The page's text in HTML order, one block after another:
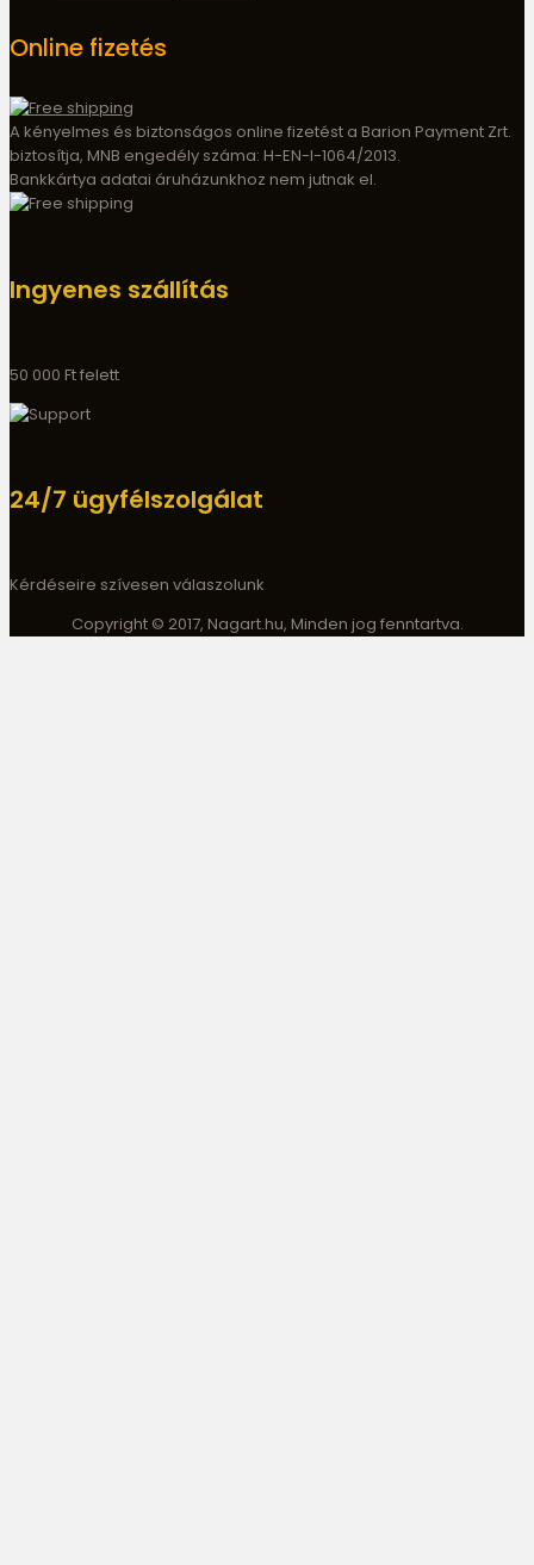
Online fizetés
A kényelmes és biztonságos online fizetést a Barion Payment Zrt.
biztosítja, MNB engedély száma: H-EN-I-1064/2013.
Bankkártya adatai áruházunkhoz nem jutnak el.
Ingyenes szállítás
50 000 Ft felett
24/7 ügyfélszolgálat
Kérdéseire szívesen válaszolunk
Copyright © 2017, Nagart.hu, Minden jog fenntartva.